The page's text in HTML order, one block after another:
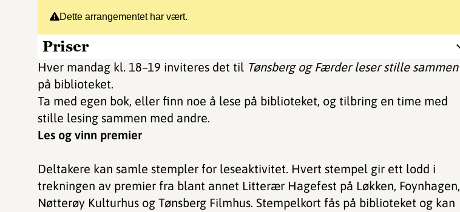
Dette arrangementet har vært.
Priser
Hver mandag kl. 18–19 inviteres det til Tønsberg og Færder leser stille sammen
på biblioteket.
Ta med egen bok, eller finn noe å lese på biblioteket, og tilbring en time med
stille lesing sammen med andre.
Les og vinn premier
Deltakere kan samle stempler for leseaktivitet. Hvert stempel gir ett lodd i
trekningen av premier fra blant annet Litterær Hagefest på Løkken, Foynhagen,
Nøtterøy Kulturhus og Tønsberg Filmhus. Stempelkort fås på biblioteket og kan